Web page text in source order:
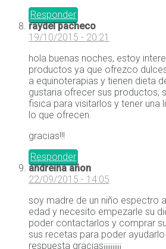
Responder
raydel pacheco
19/10/2015 - 20:21
hola buenas noches, estoy
productos ya que ofrezco
a equinoterapias y tienen dieta
gustaria ofrecer sus productos,
fisica para visitarlos y tener una
lo que ofrecen.
gracias!!!
Responder
andreina añon
22/09/2015 - 14:05
soy madre de un niño espectro
edad y necesito empezarle su
poder contactarlos y comprar
sus recetas para poder
respuesta gracias¡¡¡¡¡¡¡¡¡¡